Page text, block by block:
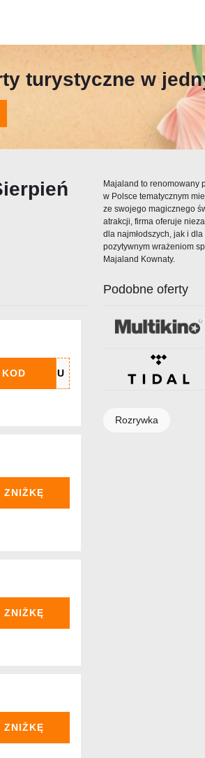
turystyczne w
ZNIŻKĘ
ZNIŻKĘ
ZNIŻKĘ
Majaland to renomowany
w Polsce tematycznym
ze swojego magicznego
atrakcji, firma oferuje
dla najmłodszych, jak i
pozytywnym wrażeniom
Majaland Kownaty.
Podobne oferty
Rozrywka